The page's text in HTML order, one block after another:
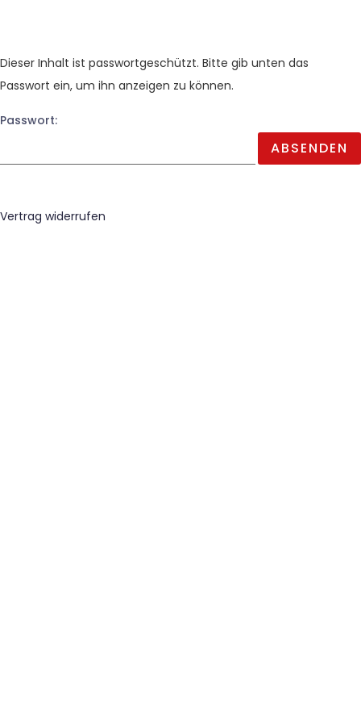
Dieser Inhalt ist passwortgeschützt. Bitte gib unten das
Passwort ein, um ihn anzeigen zu können.
Passwort:
Vertrag widerrufen